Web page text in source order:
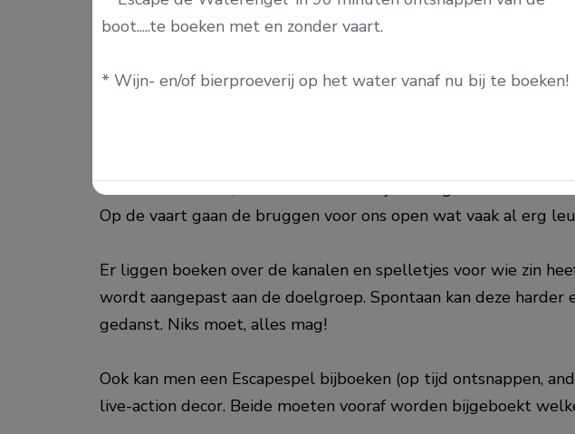
Op de boot wordt verteld over de geschiedenis van het
verdwenen feiten, komen foto's voorbij en vliegen er
Op de vaart gaan de bruggen voor ons open wat vaak al erg
Er liggen boeken over de kanalen en spelletjes voor wie zin
wordt aangepast aan de doelgroep. Spontaan kan deze
gedanst. Niks moet, alles mag!
Ook kan men een Escapespel bijboeken (op tijd ontsnappen,
live-action decor. Beide moeten vooraf worden bijgeboekt
boot.....te boeken met en zonder vaart.
* Wijn- en/of bierproeverij op het water vanaf nu bij te boeken!